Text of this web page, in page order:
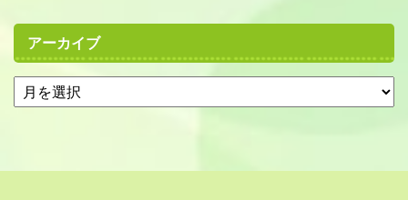
アーカイブ